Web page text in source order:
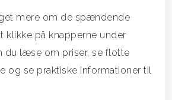
mere om de spændende
klikke på knapperne under
du læse om priser, se flotte
og se praktiske informationer til